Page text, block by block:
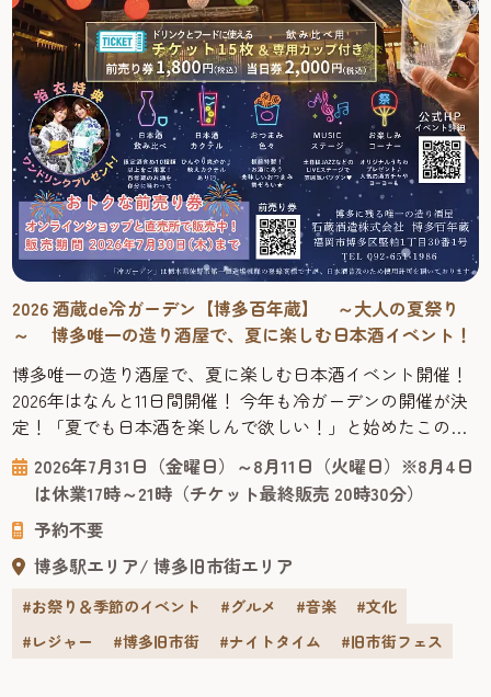
2026 酒蔵de冷ガーデン【博多百年蔵】 ～大人の夏祭り
～ 博多唯一の造り酒屋で、夏に楽しむ日本酒イベント！
博多唯一の造り酒屋で、夏に楽しむ日本酒イベント開催！
2026年はなんと11日間開催！ 今年も冷ガーデンの開催が決
定！「夏でも日本酒を楽しんで欲しい！」と始めたこの大
人の夏祭りも今年で10回目。2026年はなんと11日間にわたっ
て博多唯一の造り酒屋「博多百年蔵」を会場に、夏季限定
イベント「酒蔵de冷ガーデン ～大人の夏祭り～」が開催さ
れます。 7月31日～8月11日の11日間限定の、地酒・夏...
2026年7月31日（金曜日）～8月11日（火曜日）※8月4日
は休業17時～21時（チケット最終販売 20時30分）
予約不要
博多駅エリア
博多旧市街エリア
#お祭り＆季節のイベント #グルメ #音楽
#文化
#レジャー
#博多旧市街 #ナイトタイム #旧市街フェス